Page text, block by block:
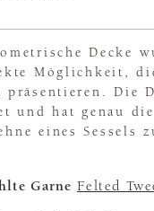
Decke
Möglichkeit,
präsentieren. Die
und hat genau
eines Sessels
Garne Felted